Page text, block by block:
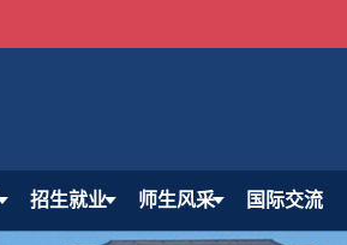
招生就业 师生风采 国际交流